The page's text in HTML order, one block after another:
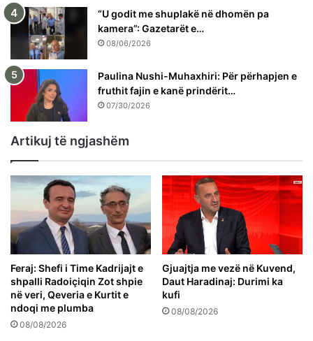
“U godit me shuplakë në dhomën pa
kamera”: Gazetarët e…
08/06/2026
Paulina Nushi-Muhaxhiri: Për përhapjen e
fruthit fajin e kanë prindërit…
07/30/2026
Artikuj të ngjashëm
Feraj: Shefi i Time Kadrijajt e
shpalli Radoiçiqin Zot shpie
në veri, Qeveria e Kurtit e
ndoqi me plumba
08/08/2026
Gjuajtja me vezë në Kuvend,
Daut Haradinaj: Durimi ka
kufi
08/08/2026